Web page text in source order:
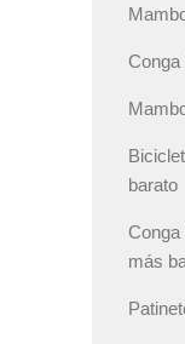
Conga
barato
Conga
más